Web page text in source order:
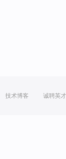
技术博客 诚聘英才